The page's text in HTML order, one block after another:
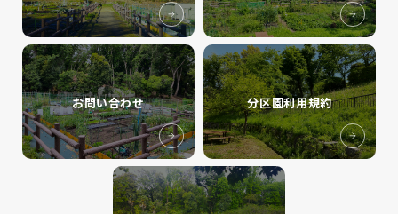
お問い合わせ 分区園利用規約